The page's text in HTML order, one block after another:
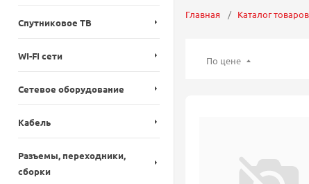
Спутниковое ТВ
WI-FI сети
Сетевое оборудование
Кабель
Разъемы, переходники,
сборки
Главная Каталог товаров
По цене